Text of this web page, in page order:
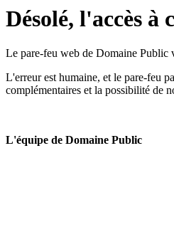
Désolé, l'accès à
Le pare-feu web de Domaine Public
L'erreur est humaine, et le pare-feu
complémentaires et la possibilité de
L'équipe de Domaine Public